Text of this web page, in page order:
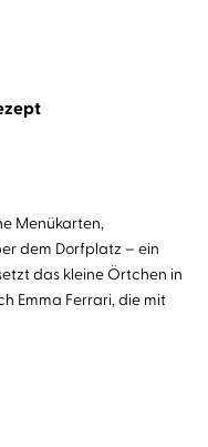
Menükarten,
dem Dorfplatz – ein
das kleine Örtchen in
Emma Ferrari, die mit